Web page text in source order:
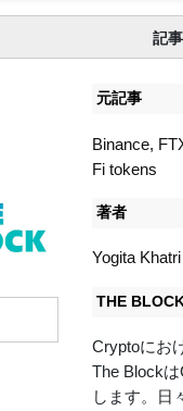
記
元記事
Binance,
Fi tokens
著者
Yogita Khatri
THE
Cryptoにお
The Block
します。日